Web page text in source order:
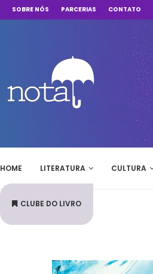
SOBRE NÓS PARCERIAS CONTATO
HOME LITERATURA CULTURA
CLUBE DO LIVRO